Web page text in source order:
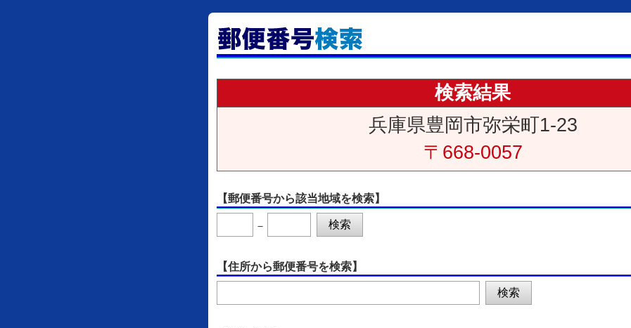
検索結果
兵庫県豊岡市弥栄町1-23
〒668-0057
【郵便番号から該当地域を検索】
－
【住所から郵便番号を検索】